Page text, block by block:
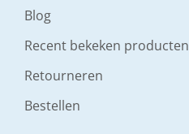
Blog
Recent bekeken producten
Retourneren
Bestellen